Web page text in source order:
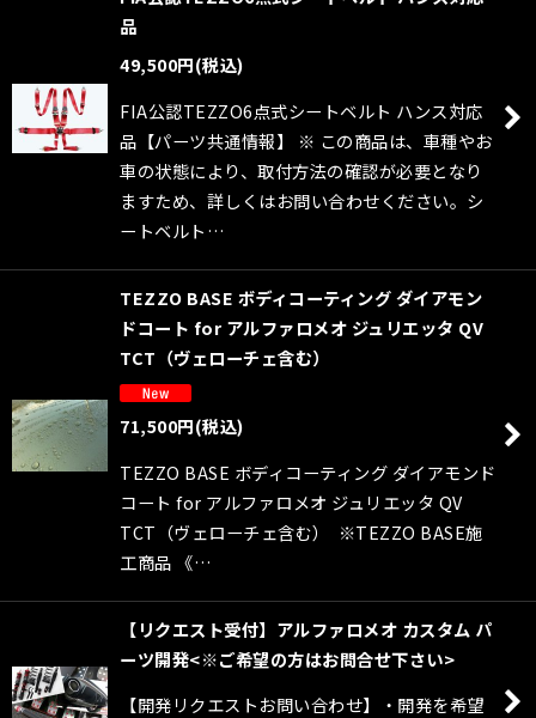
品
49,500円(税込)
FIA公認TEZZO6点式シートベルト ハンス対応
品【パーツ共通情報】 ※ この商品は、車種やお
車の状態により、取付方法の確認が必要となり
ますため、詳しくはお問い合わせください。シ
ートベルト…
TEZZO BASE ボディコーティング ダイアモン
ドコート for アルファロメオ ジュリエッタ QV
TCT（ヴェローチェ含む）
71,500円(税込)
TEZZO BASE ボディコーティング ダイアモンド
コート for アルファロメオ ジュリエッタ QV
TCT（ヴェローチェ含む） ※TEZZO BASE施
工商品 《…
【リクエスト受付】アルファロメオ カスタム パ
ーツ開発<※ご希望の方はお問合せ下さい>
【開発リクエストお問い合わせ】・開発を希望